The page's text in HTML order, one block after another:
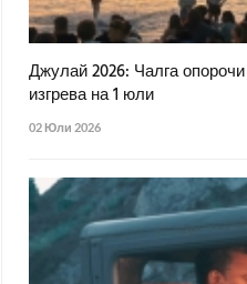
Джулай 2026: Чалга
изгрева на 1 юли
02 Юли 2026